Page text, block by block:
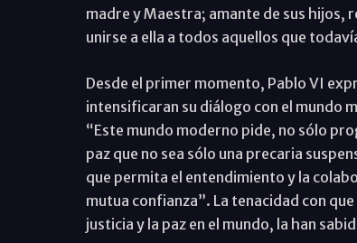
madre y Maestra; amante de sus
unirse a ella a todos aquellos que
Desde el primer momento, Pablo VI
intensificaran su diálogo con el mundo
“Este mundo moderno pide, no sólo
paz que no sea sólo una precaria
que permita el entendimiento y la
mutua confianza”. La tenacidad con
justicia y la paz en el mundo, la han